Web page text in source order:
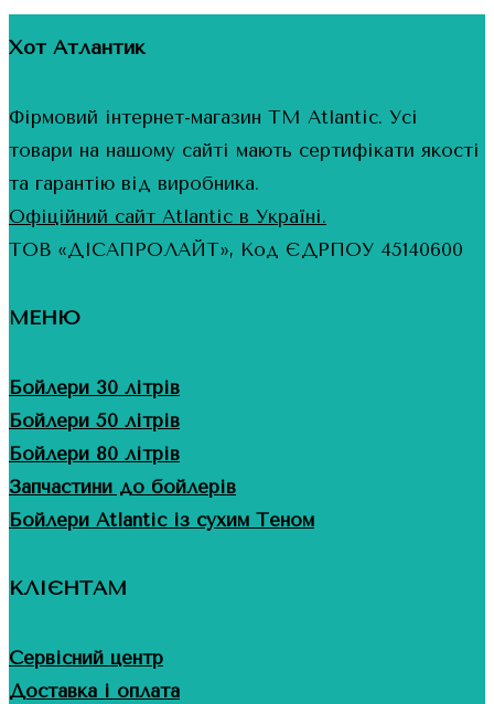
Хот Атлантик
Фірмовий інтернет-магазин ТМ Atlantic. Усі
товари на нашому сайті мають сертифікати якості
та гарантію від виробника.
Офіційний сайт Atlantic в Україні.
ТОВ «ДІСАПРОЛАЙТ», Код ЄДРПОУ 45140600
МЕНЮ
Бойлери 30 літрів
Бойлери 50 літрів
Бойлери 80 літрів
Запчастини до бойлерів
Бойлери Atlantic із сухим Теном
КЛІЄНТАМ
Сервісний центр
Доставка і оплата